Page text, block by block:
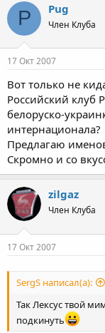
P Pug
Член Клуба
17 Окт 2007
Вот только не
Российский клуб
белоруско-
интернационала?
Предлагаю
Скромно и со
zilgaz
Член Клуба
17 Окт 2007
SergS написал(а):
Так Лексус твой
подкинуть